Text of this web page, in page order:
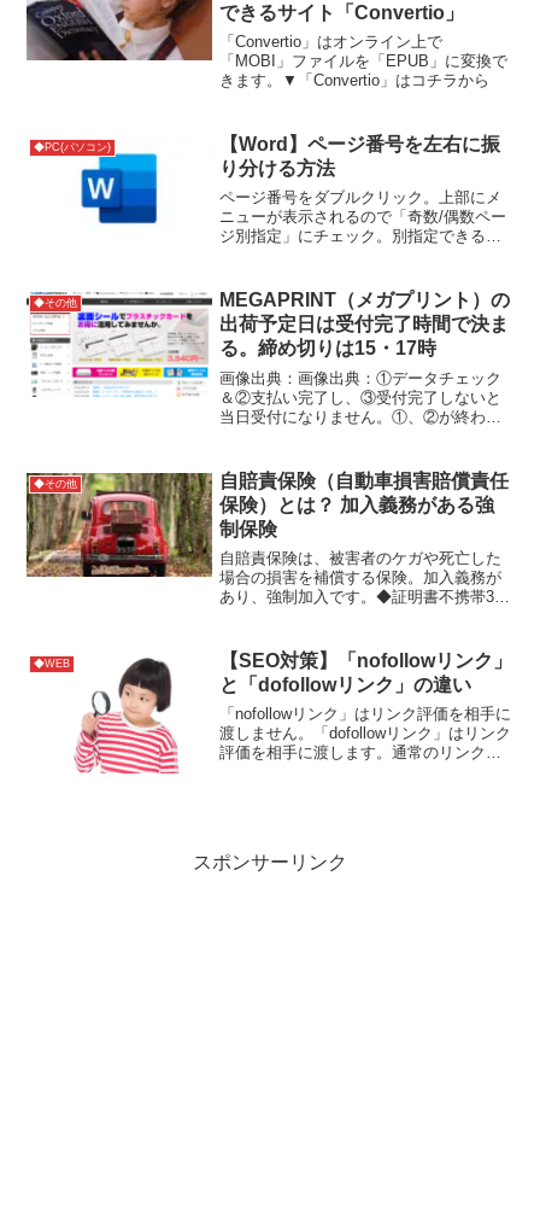
できるサイト「Convertio」
「Convertio」はオンライン上で
「MOBI」ファイルを「EPUB」に変換で
きます。▼「Convertio」はコチラから
◆PC(パソコン)
【Word】ページ番号を左右に振
り分ける方法
ページ番号をダブルクリック。上部にメ
ニューが表示されるので「奇数/偶数ペー
ジ別指定」にチェック。別指定できるよ
◆その他
MEGAPRINT（メガプリント）の
出荷予定日は受付完了時間で決ま
る。締め切りは15・17時
画像出典：画像出典：①データチェック
＆②支払い完了し、③受付完了しないと
当日受付になりません。①、②が終わっ
かる。また、土日・祝が休業日なので注
意。参考サイト
◆その他
自賠責保険（自動車損害賠償責任
保険）とは？ 加入義務がある強
制保険
自賠責保険は、被害者のケガや死亡した
場合の損害を補償する保険。加入義務が
あり、強制加入です。◆証明書不携帯30
点（一発免停）。参考サイト
◆WEB
【SEO対策】「nofollowリンク」
と「dofollowリンク」の違い
「nofollowリンク」はリンク評価を相手に
渡しません。「dofollowリンク」はリンク
評価を相手に渡します。通常のリンクは
スポンサーリンク